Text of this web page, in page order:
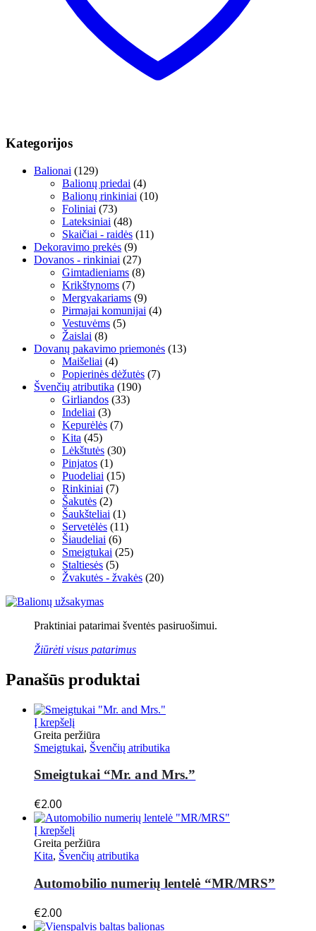
Kategorijos
Balionai (129)
Balionų priedai (4)
Balionų rinkiniai (10)
Foliniai (73)
Lateksiniai (48)
Skaičiai - raidės (11)
Dekoravimo prekės (9)
Dovanos - rinkiniai (27)
Gimtadieniams (8)
Krikštynoms (7)
Mergvakariams (9)
Pirmajai komunijai (4)
Vestuvėms (5)
Žaislai (8)
Dovanų pakavimo priemonės (13)
Maišeliai (4)
Popierinės dėžutės (7)
Švenčių atributika (190)
Girliandos (33)
Indeliai (3)
Kepurėlės (7)
Kita (45)
Lėkštutės (30)
Pinjatos (1)
Puodeliai (15)
Rinkiniai (7)
Šakutės (2)
Šaukšteliai (1)
Servetėlės (11)
Šiaudeliai (6)
Smeigtukai (25)
Staltiesės (5)
Žvakutės - žvakės (20)
Praktiniai patarimai šventės pasiruošimui.
Žiūrėti visus patarimus
Panašūs produktai
Į krepšelį
Greita peržiūra
Smeigtukai, Švenčių atributika
Smeigtukai “Mr. and Mrs.”
€2.00
Į krepšelį
Greita peržiūra
Kita, Švenčių atributika
Automobilio numerių lentelė “MR/MRS”
€2.00